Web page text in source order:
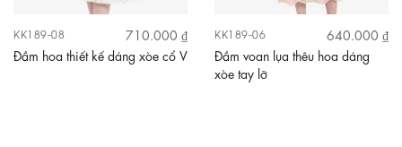
KK189-08
710.000 ₫
Đầm hoa thiết kế dáng xòe cổ V
KK189-06
640.000 ₫
Đầm voan lụa thêu hoa dáng
xòe tay lỡ